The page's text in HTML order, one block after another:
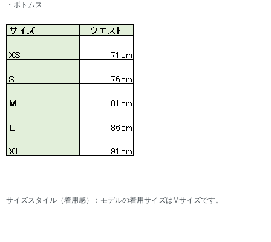
・ボトムス
サイズスタイル（着用感）：モデルの着用サイズはMサイズです。